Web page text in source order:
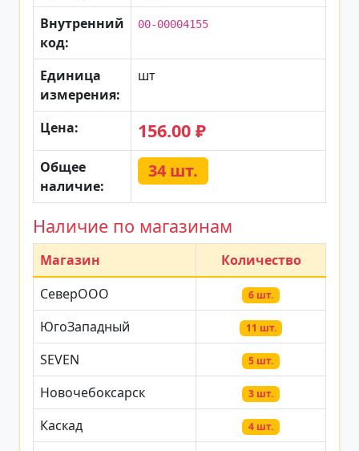
Внутренний
код:
00-00004155
Единица
измерения:
шт
Цена: 156.00 ₽
Общее
наличие:
34 шт.
Наличие по магазинам
Магазин
Количество
СеверООО
6 шт.
ЮгоЗападный 11 шт.
SEVEN 5 шт.
Новочебоксарск 3 шт.
Каскад 4 шт.